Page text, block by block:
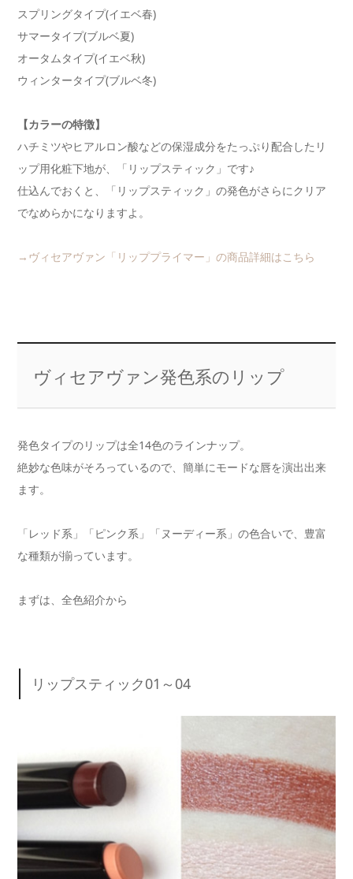
スプリングタイプ(イエベ春)
サマータイプ(ブルベ夏)
オータムタイプ(イエベ秋)
ウィンタータイプ(ブルベ冬)
【カラーの特徴】
ハチミツやヒアルロン酸などの保湿成分をたっぷり配合したリ
ップ用化粧下地が、「リップスティック」です♪
仕込んでおくと、「リップスティック」の発色がさらにクリア
でなめらかになりますよ。
→ヴィセアヴァン「リッププライマー」の商品詳細はこちら
ヴィセアヴァン発色系のリップ
発色タイプのリップは全14色のラインナップ。
絶妙な色味がそろっているので、簡単にモードな唇を演出出来
ます。
「レッド系」「ピンク系」「ヌーディー系」の色合いで、豊富
な種類が揃っています。
まずは、全色紹介から
リップスティック01～04